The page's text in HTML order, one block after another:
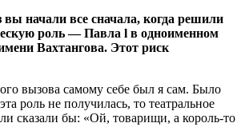
начали все сначала, когда решили
роль — Павла l в одноименном
Вахтангова. Этот риск
вызова самому себе был я сам. Было
роль не получилась, то театральное
сказали бы: «Ой, товарищи, а король-то